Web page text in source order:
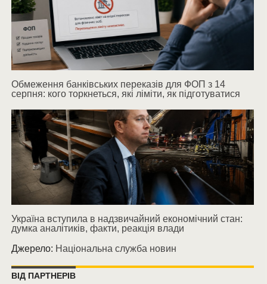
Обмеження банківських переказів для ФОП з 14
серпня: кого торкнеться, які ліміти, як підготуватися
Україна вступила в надзвичайний економічний стан:
думка аналітиків, факти, реакція влади
Джерело: Національна служба новин
ВІД ПАРТНЕРІВ